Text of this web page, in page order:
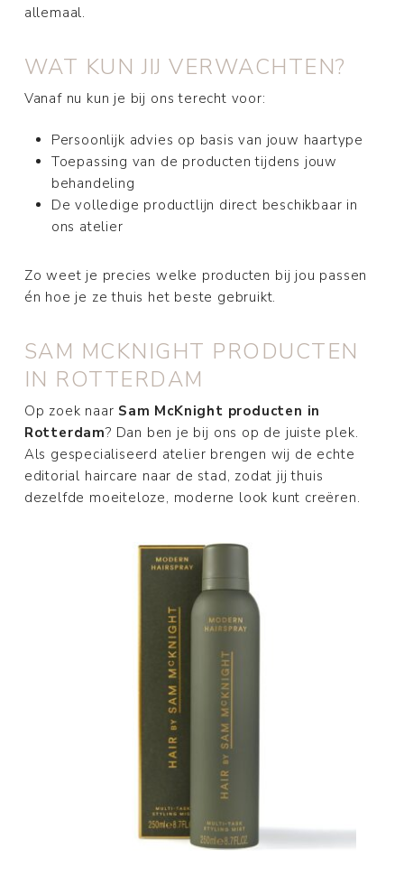
allemaal.
WAT KUN JIJ VERWACHTEN?
Vanaf nu kun je bij ons terecht voor:
Persoonlijk advies op basis van jouw haartype
Toepassing van de producten tijdens jouw
behandeling
De volledige productlijn direct beschikbaar in
ons atelier
Zo weet je precies welke producten bij jou passen
én hoe je ze thuis het beste gebruikt.
SAM MCKNIGHT PRODUCTEN
IN ROTTERDAM
Op zoek naar Sam McKnight producten in
Rotterdam? Dan ben je bij ons op de juiste plek.
Als gespecialiseerd atelier brengen wij de echte
editorial haircare naar de stad, zodat jij thuis
dezelfde moeiteloze, moderne look kunt creëren.